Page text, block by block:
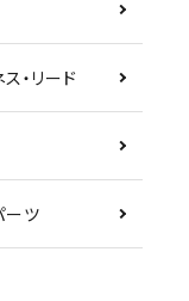
・リード
ーツ